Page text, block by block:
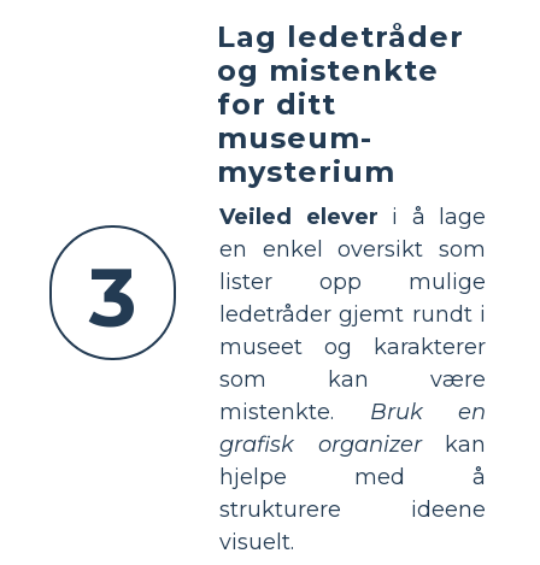
3
Lag ledetråder
og mistenkte
for ditt
museum-
mysterium
Veiled elever i å lage
en enkel oversikt som
lister opp mulige
ledetråder gjemt rundt i
museet og karakterer
som kan være
mistenkte. Bruk en
grafisk organizerkan
hjelpe med å
strukturere ideene
visuelt.